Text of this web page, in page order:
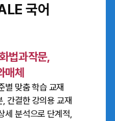
국어
법과작문,
매체
맞춤 학습 교재
간결한 강의용 교재
세 분석으로 단계적,